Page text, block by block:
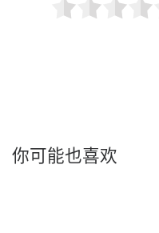
你可能也喜欢